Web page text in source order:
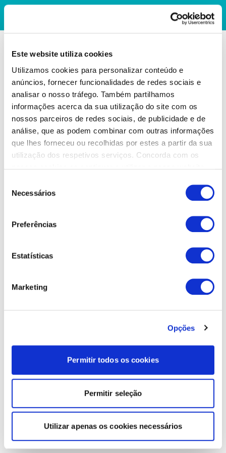
Este website utiliza cookies
Utilizamos cookies para personalizar conteúdo e
anúncios, fornecer funcionalidades de redes sociais e
analisar o nosso tráfego. Também partilhamos
informações acerca da sua utilização do site com os
nossos parceiros de redes sociais, de publicidade e de
análise, que as podem combinar com outras informações
que lhes forneceu ou recolhidas por estes a partir da sua
utilização dos respetivos serviços. Concorda com os
Necessários
Preferências
Estatísticas
Marketing
Opções
Permitir todos os cookies
Permitir seleção
Utilizar apenas os cookies necessários